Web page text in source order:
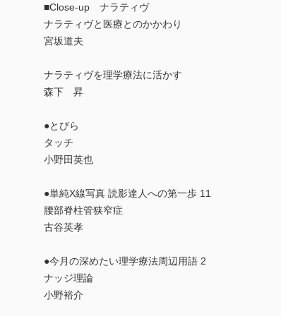
■Close-up ナラティヴ
ナラティヴと医療とのかかわり
宮坂道夫
ナラティヴを理学療法に活かす
森下 昇
●とびら
タッチ
小野田英也
●単純X線写真 読影達人への第一歩 11
腰部脊柱管狭窄症
古谷英孝
●今月の深めたい理学療法周辺用語 2
ナッジ理論
小野裕介